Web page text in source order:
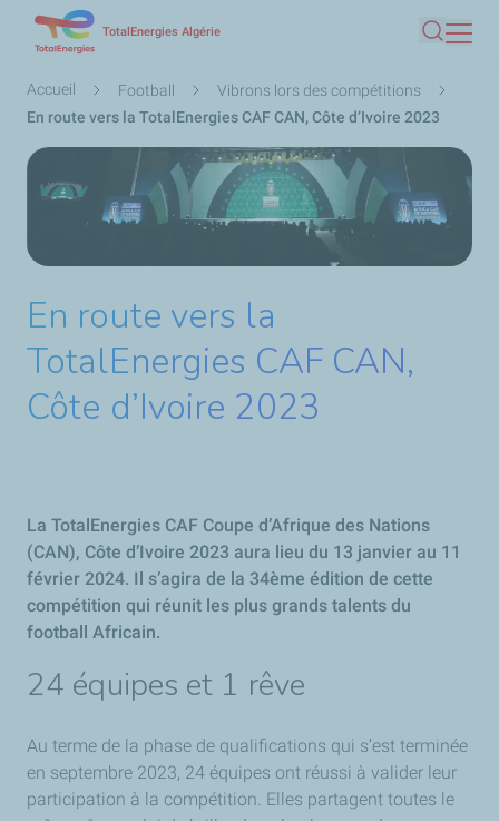
contenu
principal
TotalEnergies Algérie
Fil
d'Ariane
Accueil Football
Vibrons lors des compétitions
En route vers la TotalEnergies CAF CAN, Côte d’Ivoire 2023
En route vers la
TotalEnergies CAF CAN,
Côte d’Ivoire 2023
La TotalEnergies CAF Coupe d’Afrique des Nations
(CAN), Côte d’Ivoire 2023 aura lieu du 13 janvier au 11
février 2024. Il s’agira de la 34ème édition de cette
compétition qui réunit les plus grands talents du
football Africain.
24 équipes et 1 rêve
Au terme de la phase de qualifications qui s’est terminée
en septembre 2023, 24 équipes ont réussi à valider leur
participation à la compétition. Elles partagent toutes le